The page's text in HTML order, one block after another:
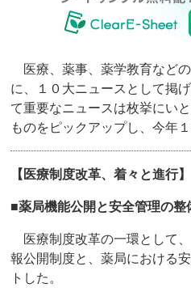
医療、薬事、薬学教育など
に、１０大ニュースとして掲
て重要なニュースは枚挙にい
ものをピックアップし、今年
【医療制度改革、着々と進行】
■薬局機能公開と安全管理の整
医療制度改革の一環として
報公開制度と、薬局における
トした。